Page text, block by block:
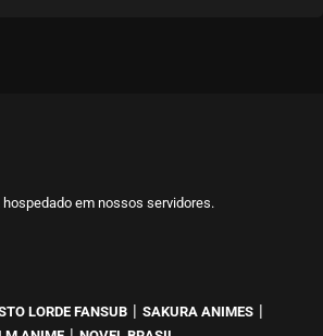
em nossos servidores.
LORDE FANSUB SAKURA ANIMES